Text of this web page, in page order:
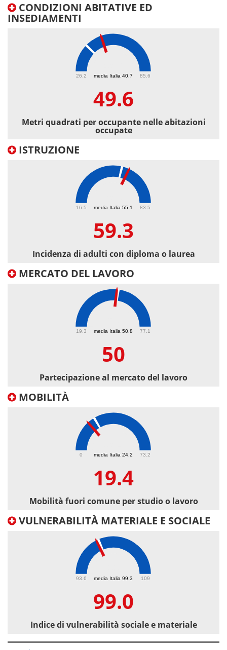
CONDIZIONI ABITATIVE ED
INSEDIAMENTI
media Italia 40.7
26.2 85.6
49.6
Metri quadrati per occupante nelle abitazioni
occupate
ISTRUZIONE
media Italia 55.1
16.5 83.5
59.3
Incidenza di adulti con diploma o laurea
MERCATO DEL LAVORO
media Italia 50.8
19.3 77.1
50
Partecipazione al mercato del lavoro
MOBILITÀ
media Italia 24.2
0 73.2
19.4
Mobilità fuori comune per studio o lavoro
VULNERABILITÀ MATERIALE E SOCIALE
media Italia 99.3
93.6 109
99.0
Indice di vulnerabilità sociale e materiale